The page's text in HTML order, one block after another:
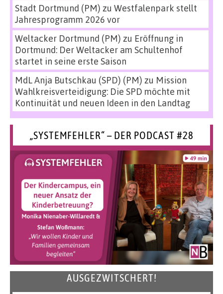
Stadt Dortmund (PM) zu Westfalenpark stellt
Jahresprogramm 2026 vor
Weltacker Dortmund (PM) zu Eröffnung in
Dortmund: Der Weltacker am Schultenhof
startet in seine erste Saison
MdL Anja Butschkau (SPD) (PM) zu Mission
Wahlkreisverteidigung: Die SPD möchte mit
Kontinuität und neuen Ideen in den Landtag
„SYSTEMFEHLER“ – DER PODCAST #28
AUSGEZWITSCHERT!